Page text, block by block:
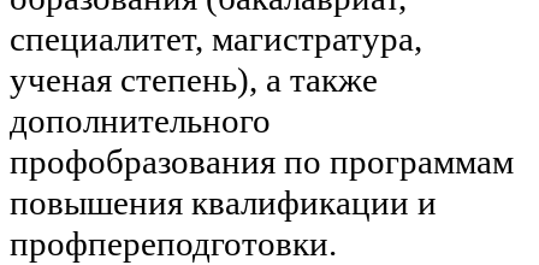
специалитет, магистратура,
ученая степень), а также
дополнительного
профобразования по программам
повышения квалификации и
профпереподготовки.